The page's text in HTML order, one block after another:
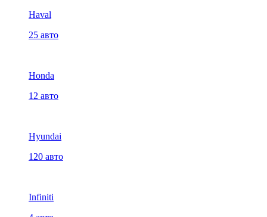
Haval
25 авто
Honda
12 авто
Hyundai
120 авто
Infiniti